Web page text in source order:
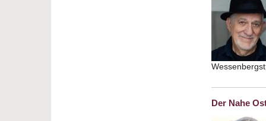
Der Nahe